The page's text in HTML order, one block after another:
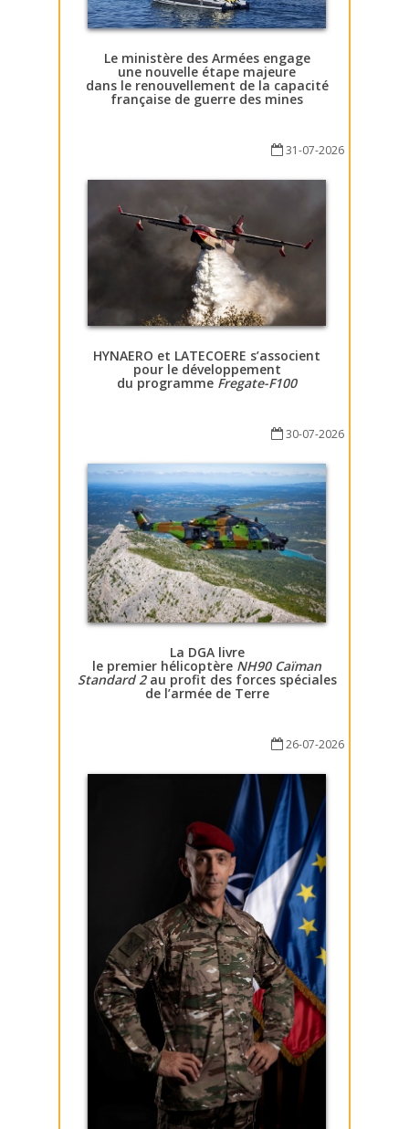
Le ministère des Armées engage
une nouvelle étape majeure
dans le renouvellement de la capacité
française de guerre des mines
31-07-2026
HYNAERO et LATECOERE s’associent
pour le développement
du programme Fregate-F100
30-07-2026
La DGA livre
le premier hélicoptère NH90 Caïman
Standard 2au profit des forces spéciales
de l’armée de Terre
26-07-2026